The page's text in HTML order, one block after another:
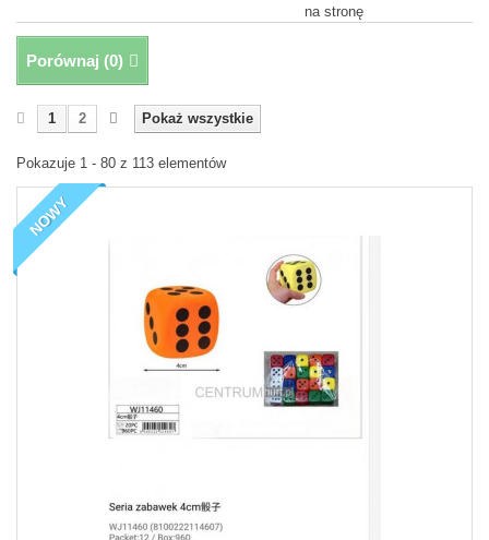
na stronę
Porównaj (0)
Pokaż wszystkie
1 2
Pokazuje 1 - 80 z 113 elementów
NOWY